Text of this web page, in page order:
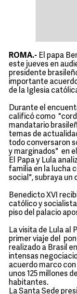
ROMA.- El papa
este jueves en
presidente
importante
de la Iglesia
Durante el
calificó como
mandatario
temas de
todo conversaron
y marginados" en
El Papa y Lula
familia en la lucha
social", subraya un
Benedicto XVI
católico y
piso del palacio
La visita de Lula al
primer viaje del
realizado a Brasil
intensas
acuerdo marco
unos 125 millones
habitantes.
La Santa Sede